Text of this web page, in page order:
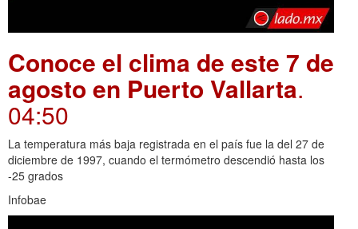
Conoce el clima de este 7 de
agosto en Puerto Vallarta.
04:50
La temperatura más baja registrada en el país fue la del 27 de
diciembre de 1997, cuando el termómetro descendió hasta los
-25 grados
Infobae